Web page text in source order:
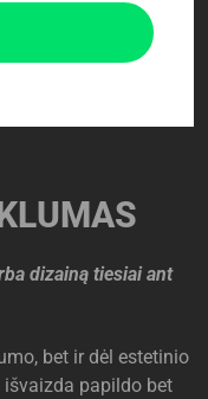
skirtingo dydžio ir
pritaikyti įvairiose
dizainą tiesiai ant
bet ir dėl estetinio
papildo bet